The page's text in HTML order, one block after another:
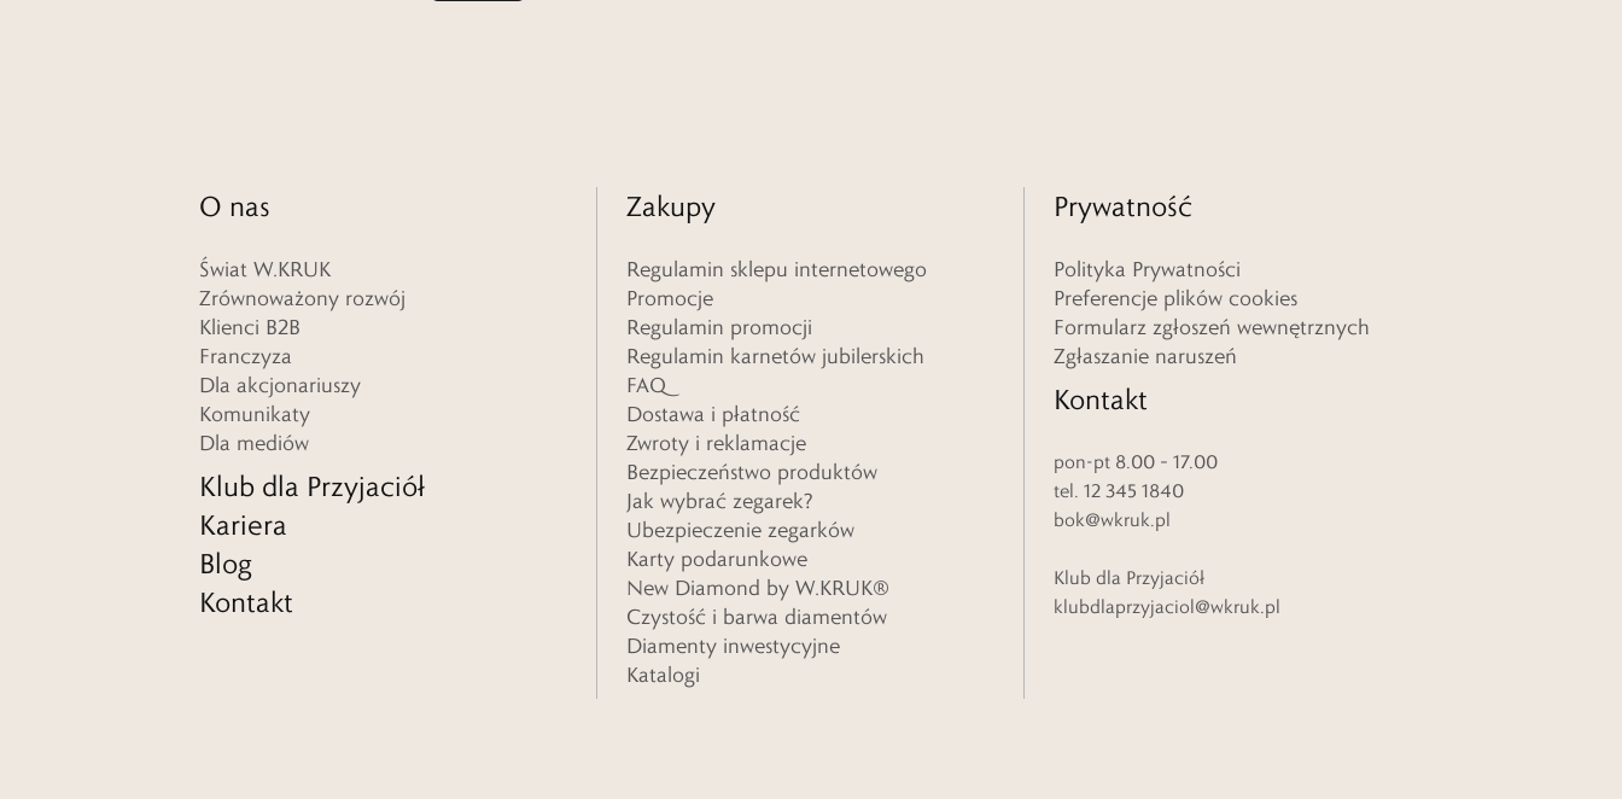
O nas
Świat W.KRUK
Zrównoważony rozwój
Klienci B2B
Franczyza
Dla akcjonariuszy
Komunikaty
Dla mediów
Klub dla Przyjaciół
Kariera
Blog
Kontakt
Zakupy
Regulamin sklepu internetowego
Promocje
Regulamin promocji
Regulamin karnetów jubilerskich
FAQ
Dostawa i płatność
Zwroty i reklamacje
Bezpieczeństwo produktów
Jak wybrać zegarek?
Ubezpieczenie zegarków
Karty podarunkowe
New Diamond by W.KRUK®
Czystość i barwa diamentów
Diamenty inwestycyjne
Katalogi
Prywatność
Polityka Prywatności
Preferencje plików cookies
Formularz zgłoszeń wewnętrznych
Zgłaszanie naruszeń
Kontakt
pon-pt 8.00 – 17.00
tel. 12 345 1840
bok@wkruk.pl
Klub dla Przyjaciół
klubdlaprzyjaciol@wkruk.pl